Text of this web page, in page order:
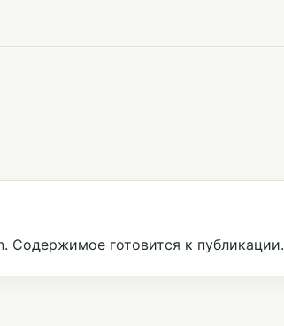
Содержимое готовится к публикации.